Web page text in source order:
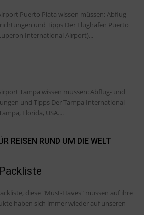
Puerto Plata wissen müssen: Abflug-
Tipps Der Flughafen Puerto
International Airport)...
Tampa wissen müssen: Abflug- und
Der Tampa International
Florida, USA....
REISEN RUND UM DIE WELT
diese "Must-Haves" müssen auf ihre
haben sich immer wieder auf unseren